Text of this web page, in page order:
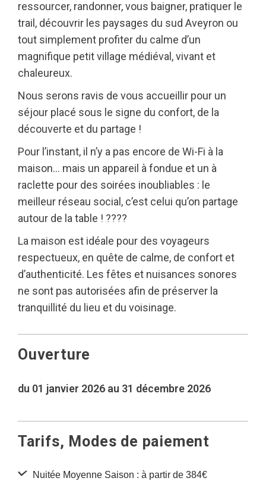
ressourcer, randonner, vous baigner, pratiquer le
trail, découvrir les paysages du sud Aveyron ou
tout simplement profiter du calme d’un
magnifique petit village médiéval, vivant et
chaleureux.
Nous serons ravis de vous accueillir pour un
séjour placé sous le signe du confort, de la
découverte et du partage !
Pour l’instant, il n’y a pas encore de Wi-Fi à la
maison… mais un appareil à fondue et un à
raclette pour des soirées inoubliables : le
meilleur réseau social, c’est celui qu’on partage
autour de la table ! ????
La maison est idéale pour des voyageurs
respectueux, en quête de calme, de confort et
d’authenticité. Les fêtes et nuisances sonores
ne sont pas autorisées afin de préserver la
tranquillité du lieu et du voisinage.
Ouverture
du 01 janvier 2026 au 31 décembre 2026
Tarifs, Modes de paiement
Nuitée Moyenne Saison : à partir de 384€